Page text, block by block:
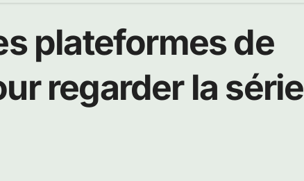
plateformes de
regarder la série